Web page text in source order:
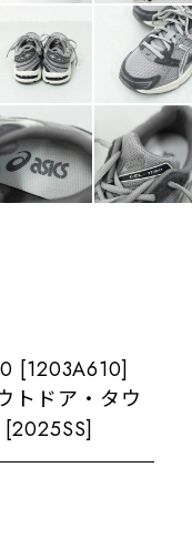
[1203A610]
トドア・タウ